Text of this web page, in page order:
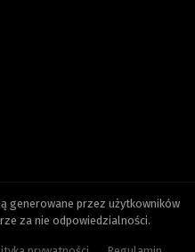
generowane przez użytkowników
za nie odpowiedzialności.